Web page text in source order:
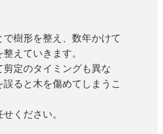
樹形を整え、数年かけて
えていきます。
定のタイミングも異な
誤ると木を傷めてしまうこ
ください。